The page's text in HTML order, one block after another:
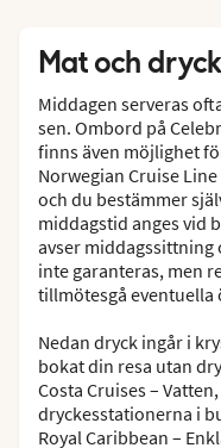
Mat och dryck
Middagen serveras
sen. Ombord på
finns även möjlighet
Norwegian Cruise
och du bestämmer
middagstid anges vid
avser
inte garanteras, men
tillmötesgå eventuella
Nedan dryck ingår i
bokat din resa utan
Costa Cruises –
dryckesstationerna i
Royal Caribbean –